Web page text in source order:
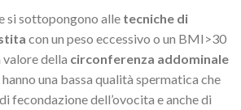
si sottopongono alle tecniche di
con un peso eccessivo o un BMI>30
della circonferenza addominale
, hanno una bassa qualità spermatica che
fecondazione dell’ovocita e anche di